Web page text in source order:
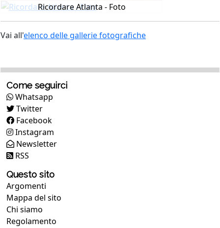
Ricordare Atlanta - Foto
Vai all'elenco delle gallerie fotografiche
Come seguirci
Whatsapp
Twitter
Facebook
Instagram
Newsletter
RSS
Questo sito
Argomenti
Mappa del sito
Chi siamo
Regolamento